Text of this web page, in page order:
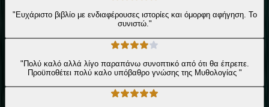
"Ευχάριστο βιβλίο με ενδιαφέρουσες ιστορίες και όμορφη αφήγηση. Το
συνιστώ."
"Πολύ καλό αλλά λίγο παραπάνω συνοπτικό από ότι θα έπρεπε.
Προϋποθέτει πολύ καλο υπόβαθρο γνώσης της Μυθολογίας "